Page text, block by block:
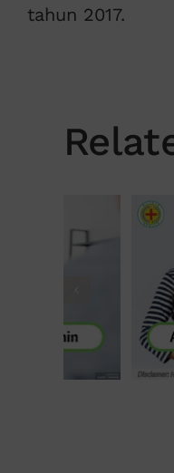
tahun 2017.